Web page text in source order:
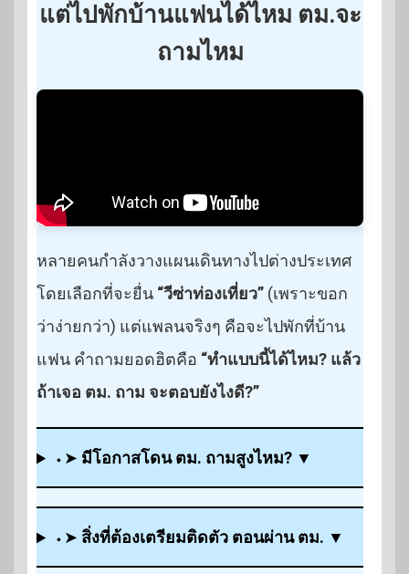
แต่ไปพักบ้านแฟนได้ไหม ตม.จะ
ถามไหม
หลายคนกำลังวางแผนเดินทางไปต่างประเทศ
โดยเลือกที่จะยื่น “วีซ่าท่องเที่ยว” (เพราะขอก
ว่าง่ายกว่า) แต่แพลนจริงๆ คือจะไปพักที่บ้าน
แฟน คำถามยอดฮิตคือ “ทำแบบนี้ได้ไหม? แล้ว
ถ้าเจอ ตม. ถาม จะตอบยังไงดี?”
⬩➤ มีโอกาสโดน ตม. ถามสูงไหม? ▼
⬩➤ สิ่งที่ต้องเตรียมติดตัว ตอนผ่าน ตม. ▼